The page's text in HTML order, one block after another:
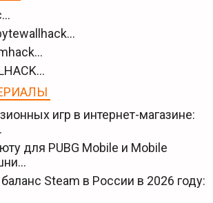
игр в интернет-магазине:
для PUBG Mobile и Mobile
Steam в России в 2026 году: